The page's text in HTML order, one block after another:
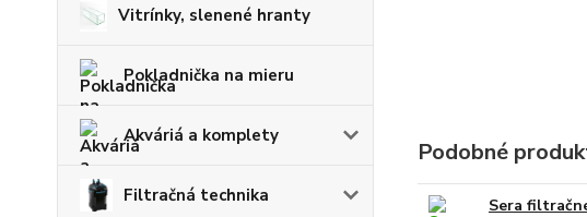
Vitrínky, slenené hranty
Pokladnička na mieru
Akváriá a komplety
Filtračná technika
Podobné
Sera